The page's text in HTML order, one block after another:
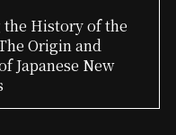
History of the
Origin and
Japanese New